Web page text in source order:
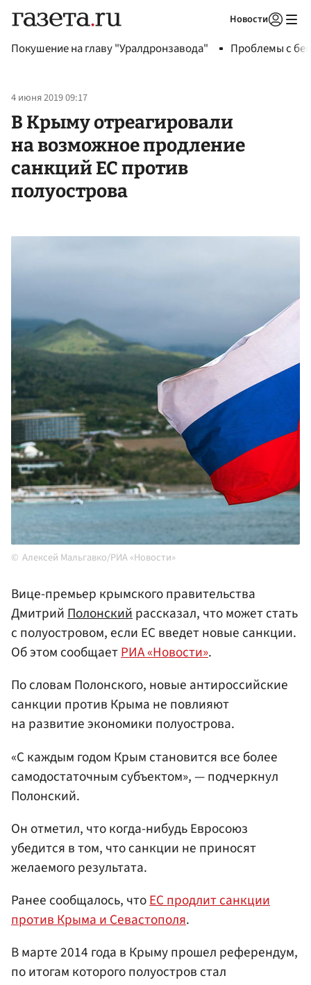
Новости
Покушение на главу "Уралдронзавода" Проблемы с
4 июня 2019 09:17
В Крыму отреагировали
на возможное продление
санкций ЕС против
полуострова
Алексей Мальгавко/РИА «Новости»
Вице-премьер крымского правительства
ДмитрийПолонскийрассказал, что может стать
с полуостровом, если ЕС введет новые санкции.
Об этом сообщаетРИА «Новости».
По словам Полонского, новые антироссийские
санкции против Крыма не повлияют
на развитие экономики полуострова.
«С каждым годом Крым становится все более
самодостаточным субъектом», — подчеркнул
Полонский.
Он отметил, что когда-нибудь Евросоюз
убедится в том, что санкции не приносят
желаемого результата.
Ранее сообщалось, чтоЕС продлит санкции
против Крыма и Севастополя.
В марте 2014 года в Крыму прошел референдум,
по итогам которого полуостров стал